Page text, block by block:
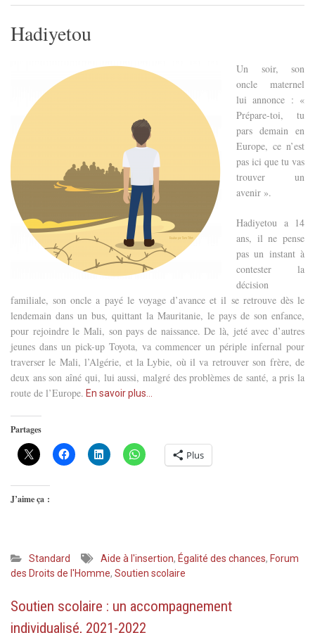
Hadiyetou
Un soir, son
oncle maternel
lui annonce : «
Prépare-toi, tu
pars demain en
Europe, ce n’est
pas ici que tu vas
trouver un
avenir ».
Hadiyetou a 14
ans, il ne pense
pas un instant à
contester la
décision
familiale, son oncle a payé le voyage d’avance et il se retrouve dès le
lendemain dans un bus, quittant la Mauritanie, le pays de son enfance,
pour rejoindre le Mali, son pays de naissance. De là, jeté avec d’autres
jeunes dans un pick-up Toyota, va commencer un périple infernal pour
traverser le Mali, l’Algérie, et la Lybie, où il va retrouver son frère, de
deux ans son aîné qui, lui aussi, malgré des problèmes de santé, a pris la
route de l’Europe. En savoir plus…
Partages
Plus
J’aime ça :
Standard Aide à l'insertion, Égalité des chances, Forum
des Droits de l'Homme, Soutien scolaire
Soutien scolaire : un accompagnement
individualisé, 2021-2022